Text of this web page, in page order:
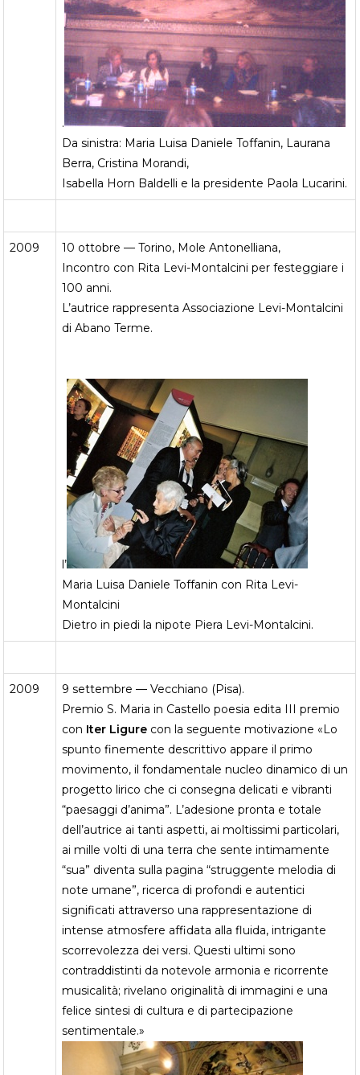
.
Da sinistra: Maria Luisa Daniele Toffanin, Laurana
Berra, Cristina Morandi,
Isabella Horn Baldelli e la presidente Paola Lucarini.
2009
10 ottobre — Torino, Mole Antonelliana,
Incontro con Rita Levi-Montalcini per festeggiare i
100 anni.
L’autrice rappresenta Associazione Levi-Montalcini
di Abano Terme.
l’
Maria Luisa Daniele Toffanin con Rita Levi-
Montalcini
Dietro in piedi la nipote Piera Levi-Montalcini.
2009
9 settembre — Vecchiano (Pisa).
Premio S. Maria in Castello poesia edita III premio
con Iter Ligure con la seguente motivazione «Lo
spunto finemente descrittivo appare il primo
movimento, il fondamentale nucleo dinamico di un
progetto lirico che ci consegna delicati e vibranti
“paesaggi d’anima”. L’adesione pronta e totale
dell’autrice ai tanti aspetti, ai moltissimi particolari,
ai mille volti di una terra che sente intimamente
“sua” diventa sulla pagina “struggente melodia di
note umane”, ricerca di profondi e autentici
significati attraverso una rappresentazione di
intense atmosfere affidata alla fluida, intrigante
scorrevolezza dei versi. Questi ultimi sono
contraddistinti da notevole armonia e ricorrente
musicalità; rivelano originalità di immagini e una
felice sintesi di cultura e di partecipazione
sentimentale.»